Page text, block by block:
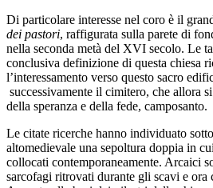
Di particolare interesse nel coro è il
dei pastori, raffigurata sulla parete di
nella seconda metà del XVI secolo. Le
conclusiva definizione di questa chiesa
l’interessamento verso questo sacro
successivamente il cimitero, che allora
della speranza e della fede, camposanto.
Le citate ricerche hanno individuato
altomedievale una sepoltura doppia in
collocati contemporaneamente. Arcaici
sarcofagi ritrovati durante gli scavi e ora